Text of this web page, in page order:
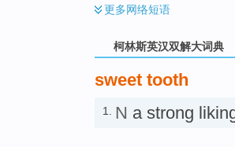
更多网络短语
柯林斯英汉双解大词典
sweet tooth
1. N a strong